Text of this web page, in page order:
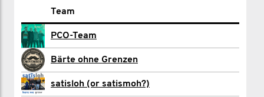
Name
Britta Abel
Michael Albert
Gaby Alferink
Team
PCO-Team
Bärte ohne Grenzen
satisloh (or satismoh?)